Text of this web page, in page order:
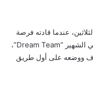
عندما قادته فرصة
تمثيلية إلى الانضمام للمسلسل البريطاني الشهير “Dream Team”،
ووضعه على أول طريق